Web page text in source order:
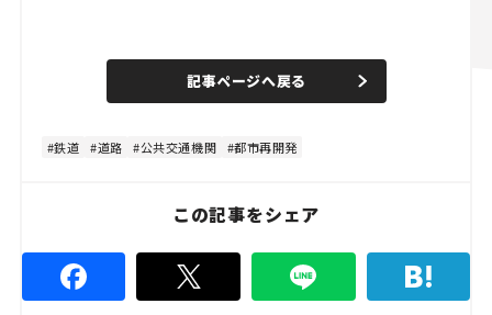
n
e
d
4
%
記事ページへ戻る
鉄道 道路 公共交通機関 都市再開発
この記事をシェア